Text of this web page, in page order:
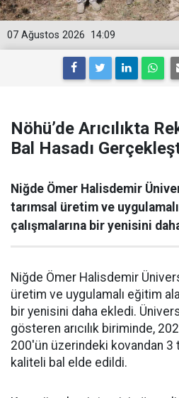
14:09
07 Ağustos 2026
Nöhü’de Arıcılıkta
Bal Hasadı
Niğde Ömer Halisdemir
tarımsal üretim ve
çalışmalarına bir yenisini
Niğde Ömer Halisdemir
üretim ve uygulamalı eğitim
bir yenisini daha ekledi.
gösteren arıcılık biriminde,
200'ün üzerindeki kovandan 3
kaliteli bal elde edildi.